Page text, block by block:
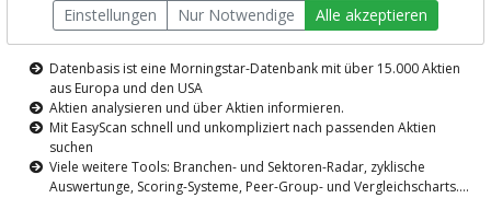
TraderFox
Datenbasis ist eine Morningstar-Datenbank mit über 15.000 Aktien
aus Europa und den USA
Aktien analysieren und über Aktien informieren.
Mit EasyScan schnell und unkompliziert nach passenden Aktien
suchen
Viele weitere Tools: Branchen- und Sektoren-Radar, zyklische
Auswertunge, Scoring-Systeme, Peer-Group- und Vergleichscharts....
Einstellungen Nur Notwendige Alle akzeptieren